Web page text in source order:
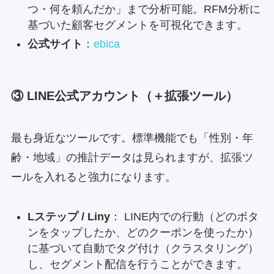
つ・何を頼んだか」まで分析可能。RFM分析に
基づいた顧客セグメントを可視化できます。
公式サイト ： ebica
③ LINE公式アカウント（＋拡張ツール）
最も身近なツールです。標準機能でも「性別・年
齢・地域」の推計データは見られますが、拡張ツ
ールを入れると強力になります。
Lステップ / Liny： LINE内での行動（どのボタ
ンをタップしたか、どのクーポンを使ったか）
に基づいて自動でタグ付け（クラスタリング）
し、セグメント配信を行うことができます。